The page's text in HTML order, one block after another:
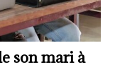
son mari à